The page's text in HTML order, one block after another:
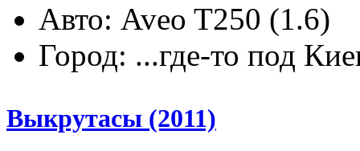
Авто: Aveo T250 (1.6)
Город: ...где-то под
Выкрутасы (2011)